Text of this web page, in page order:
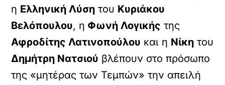
η Ελληνική Λύση του Κυριάκου
Βελόπουλου, η Φωνή Λογικής της
Αφροδίτης Λατινοπούλου και η Νίκη του
Δημήτρη Νατσιού βλέπουν στο πρόσωπο
της «μητέρας των Τεμπών» την απειλή